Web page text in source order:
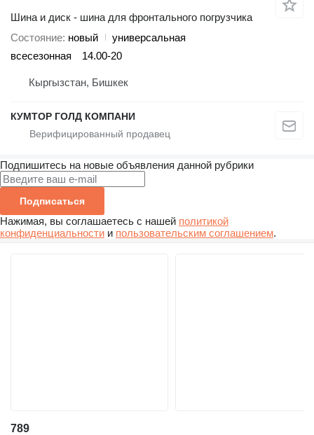
Шина и диск - шина для фронтального погрузчика
Состояние новый
универсальная
всесезонная
14.00-20
Кыргызстан, Бишкек
КУМТОР ГОЛД КОМПАНИ
Подпишитесь на новые объявления данной рубрики
Подписаться
Нажимая, вы соглашаетесь с нашей политикой
конфиденциальности и пользовательским соглашением.
789